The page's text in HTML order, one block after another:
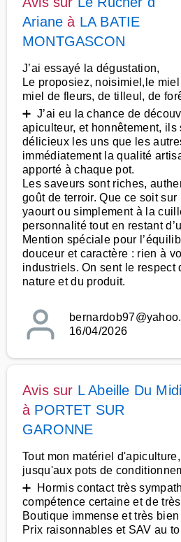
Ariane à LA BATIE
MONTGASCON
J’ai essayé la dégustation,
Le proposiez, noisimiel,le
miel de fleurs, de tilleul, de
➕ J’ai eu la chance de
apiculteur, et honnêtement, ils
délicieux les uns que les
immédiatement la qualité
apporté à chaque pot.
Les saveurs sont riches,
goût de terroir. Que ce soit
yaourt ou simplement à la
personnalité tout en restant
Mention spéciale pour
douceur et caractère : rien à
industriels. On sent le respect
nature et du produit.
16/04/2026
Avis sur L Abeille Du Midi
à PORTET SUR
GARONNE
Tout mon matériel
jusqu'aux pots de
➕ Hormis contact très
compétence certaine et de
Boutique immense et très
Prix raisonnables et SAV au